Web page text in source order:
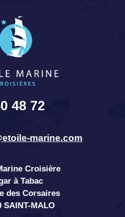
48 72
marine.com
Croisière
à Tabac
des Corsaires
SAINT-MALO